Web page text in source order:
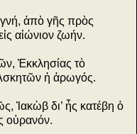
ἀπὸ γῆς πρὸς
αἰώνιον ζωήν.
Ἐκκλησίας τὸ
ἡ ἀρωγός.
Ἰακὼβ δι’ ἧς κατέβη ὁ
οὐρανόν.